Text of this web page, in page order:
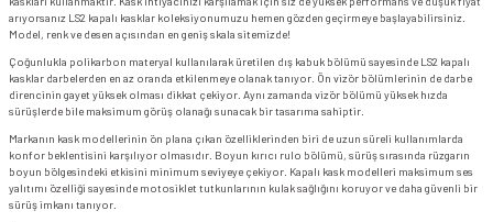
arıyorsanız LS2 kapalı kasklar koleksiyonumuzu hemen gözden geçirmeye başlayabilirsiniz.
Model, renk ve desen açısından en geniş skala sitemizde!
Çoğunlukla polikarbon materyal kullanılarak üretilen dış kabuk bölümü sayesinde LS2 kapalı
kasklar darbelerden en az oranda etkilenmeye olanak tanıyor. Ön vizör bölümlerinin de darbe
direncinin gayet yüksek olması dikkat çekiyor. Aynı zamanda vizör bölümü yüksek hızda
sürüşlerde bile maksimum görüş olanağı sunacak bir tasarıma sahiptir.
Markanın kask modellerinin ön plana çıkan özelliklerinden biri de uzun süreli kullanımlarda
konfor beklentisini karşılıyor olmasıdır. Boyun kırıcı rulo bölümü, sürüş sırasında rüzgarın
boyun bölgesindeki etkisini minimum seviyeye çekiyor. Kapalı kask modelleri maksimum ses
yalıtımı özelliği sayesinde motosiklet tutkunlarının kulak sağlığını koruyor ve daha güvenli bir
sürüş imkanı tanıyor.